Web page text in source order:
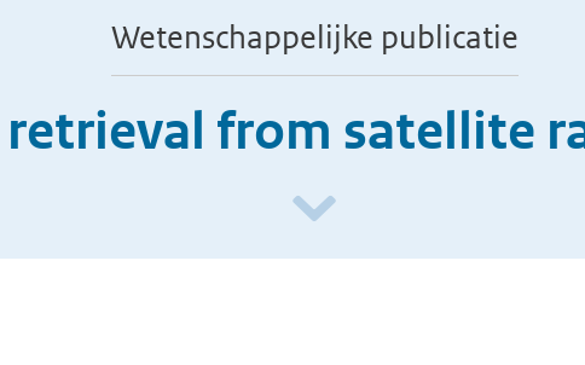
Wetenschappelijke publicatie
from satellite